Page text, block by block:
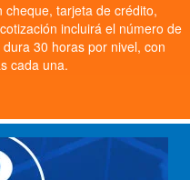
tarjeta de crédito,
incluirá el número de
30 horas por nivel, con
cada una.